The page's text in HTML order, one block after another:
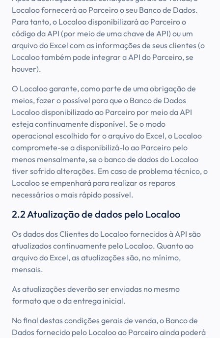
Localoo fornecerá ao Parceiro o seu Banco de Dados.
Para tanto, o Localoo disponibilizará ao Parceiro o
código da API (por meio de uma chave de API) ou um
arquivo do Excel com as informações de seus clientes (o
Localoo também pode integrar a API do Parceiro, se
houver).
O Localoo garante, como parte de uma obrigação de
meios, fazer o possível para que o Banco de Dados
Localoo disponibilizado ao Parceiro por meio da API
esteja continuamente disponível. Se o modo
operacional escolhido for o arquivo do Excel, o Localoo
compromete-se a disponibilizá-lo ao Parceiro pelo
menos mensalmente, se o banco de dados do Localoo
tiver sofrido alterações. Em caso de problema técnico, o
Localoo se empenhará para realizar os reparos
necessários o mais rápido possível.
2.2 Atualização de dados pelo Localoo
Os dados dos Clientes do Localoo fornecidos à API são
atualizados continuamente pelo Localoo. Quanto ao
arquivo do Excel, as atualizações são, no mínimo,
mensais.
As atualizações deverão ser enviadas no mesmo
formato que o da entrega inicial.
No final destas condições gerais de venda, o Banco de
Dados fornecido pelo Localoo ao Parceiro ainda poderá